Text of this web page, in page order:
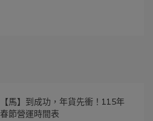
【馬】到成功，年貨先衝！115年
春節營運時間表